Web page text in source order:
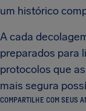
um histórico
A cada
preparados para
protocolos que
mais segura
COMPARTILHE COM SEUS